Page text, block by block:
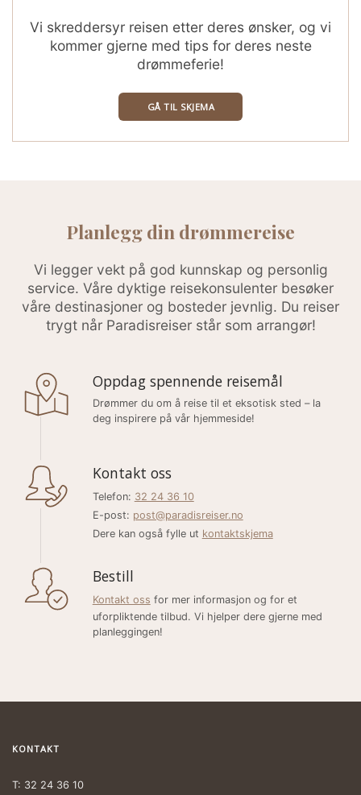
Vi skreddersyr reisen etter deres ønsker, og vi
kommer gjerne med tips for deres neste
drømmeferie!
GÅ TIL SKJEMA
Planlegg din drømmereise
Vi legger vekt på god kunnskap og personlig
service. Våre dyktige reisekonsulenter besøker
våre destinasjoner og bosteder jevnlig. Du reiser
trygt når Paradisreiser står som arrangør!
Oppdag spennende reisemål
Drømmer du om å reise til et eksotisk sted – la
deg inspirere på vår hjemmeside!
Kontakt oss
Telefon: 32 24 36 10
E-post: post@paradisreiser.no
Dere kan også fylle ut kontaktskjema
Bestill
Kontakt oss for mer informasjon og for et
uforpliktende tilbud. Vi hjelper dere gjerne med
planleggingen!
KONTAKT
T: 32 24 36 10